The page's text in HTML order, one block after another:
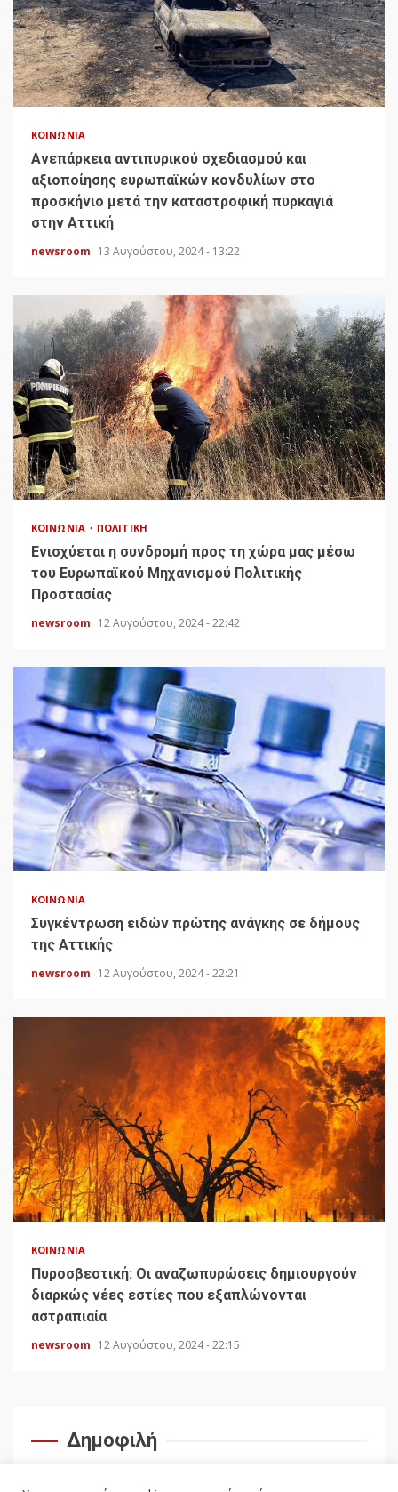
ΚΟΙΝΩΝΊΑ
Ανεπάρκεια αντιπυρικού σχεδιασμού και
αξιοποίησης ευρωπαϊκών κονδυλίων στο
προσκήνιο μετά την καταστροφική πυρκαγιά
στην Αττική
newsroom 13 Αυγούστου, 2024 - 13:22
ΚΟΙΝΩΝΊΑ ΠΟΛΙΤΙΚΉ
Ενισχύεται η συνδρομή προς τη χώρα μας μέσω
του Ευρωπαϊκού Μηχανισμού Πολιτικής
Προστασίας
newsroom 12 Αυγούστου, 2024 - 22:42
ΚΟΙΝΩΝΊΑ
Συγκέντρωση ειδών πρώτης ανάγκης σε δήμους
της Αττικής
newsroom 12 Αυγούστου, 2024 - 22:21
ΚΟΙΝΩΝΊΑ
Πυροσβεστική: Οι αναζωπυρώσεις δημιουργούν
διαρκώς νέες εστίες που εξαπλώνονται
αστραπιαία
newsroom 12 Αυγούστου, 2024 - 22:15
Δημοφιλή